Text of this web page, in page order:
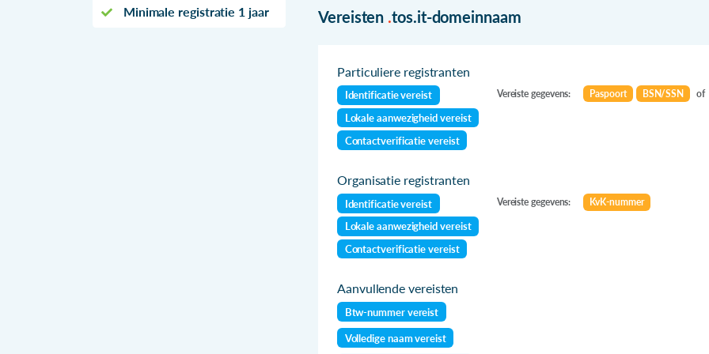
Minimale registratie 1 jaar Vereisten .tos.it-domeinnaam
Particuliere registranten
Identificatie vereist
Lokale aanwezigheid vereist
Contactverificatie vereist
Vereiste gegevens: Paspoort BSN/SSN of
Organisatie registranten
Identificatie vereist
Lokale aanwezigheid vereist
Contactverificatie vereist
Vereiste gegevens: KvK-nummer
Aanvullende vereisten
Btw-nummer vereist
Volledige naam vereist